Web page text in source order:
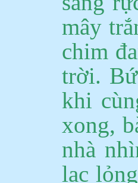
mây
chim
trời.
khi
xong,
nhà
lạc